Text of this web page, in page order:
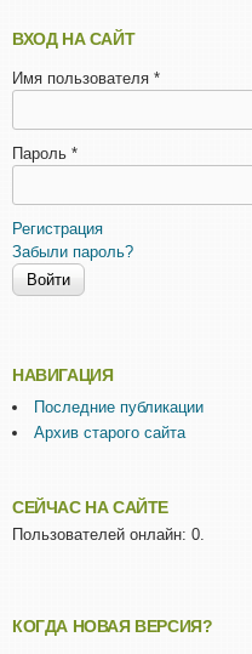
ВХОД НА САЙТ
Имя пользователя *
Пароль *
Регистрация
Забыли пароль?
НАВИГАЦИЯ
Последние публикации
Архив старого сайта
СЕЙЧАС НА САЙТЕ
Пользователей онлайн: 0.
КОГДА НОВАЯ ВЕРСИЯ?